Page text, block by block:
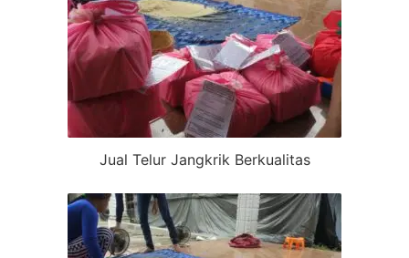
Jual Telur Jangkrik Berkualitas